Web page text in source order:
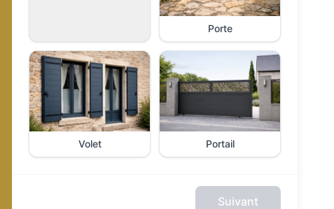
Porte
Volet Portail
Suivant